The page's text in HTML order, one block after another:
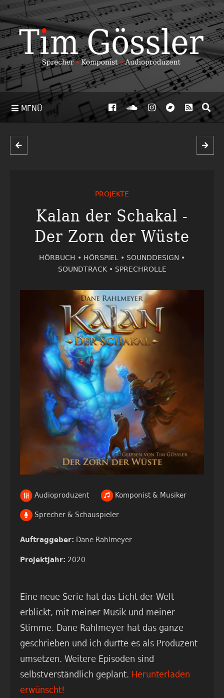
MENÜ
PROJEKTE
Kalan der Schakal -
Der Zorn der Wüste
HÖRBUCH • HÖRSPIEL • SOUNDDESIGN •
SOUNDTRACK • SPRECHROLLE
Audioproduzent
Komponist & Musiker
Sprecher & Schauspieler
Auftraggeber: Dane Rahlmeyer
Projektjahr: 2020
Eine neue Serie hat das Licht der Welt
erblickt, mit meiner Musik und meiner
Stimme. Dane Rahlmeyer hat das ganze
geschrieben und ich durfte es als Produzent
umsetzen. Weitere Episoden sind
selbstverständlich geplant. Herunterladen
erwünscht!